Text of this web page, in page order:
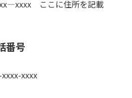
ここに住所を記載
番号
xxxx